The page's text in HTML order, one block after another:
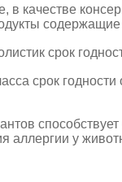
в качестве
срок
срок
аллергии у